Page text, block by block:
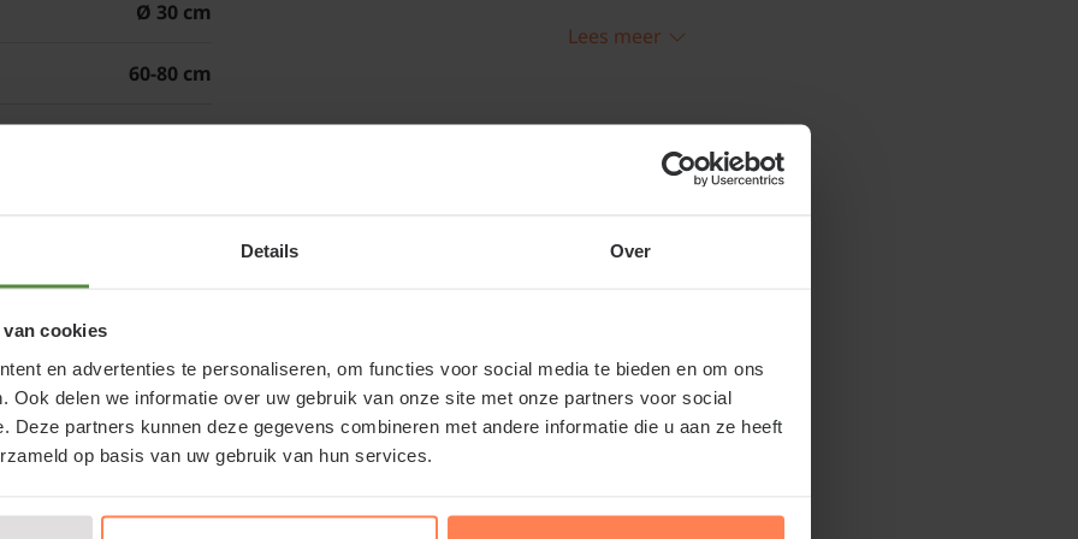
Details Over
cookies
en advertenties te personaliseren, om functies voor social media te bieden en om ons
Ook delen we informatie over uw gebruik van onze site met onze partners voor social
Deze partners kunnen deze gegevens combineren met andere informatie die u aan ze heeft
op basis van uw gebruik van hun services.
Ø 30 cm
60-80 cm
Voor alle grote planten in de XL-serieklik hier
Lees meer
- XL kopen of Schijnhulst kopen bij
bij een betrouwbare partij. Naast de webshop is er
kunt ons echt bezoeken.
aanplanten, dat is natuurlijk wat u wilt! Bij
planten en bomen van de allerbeste kwekers.
Schijnhulst en alle andere tuinplanten die we online